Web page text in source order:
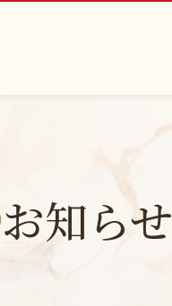
お知らせ